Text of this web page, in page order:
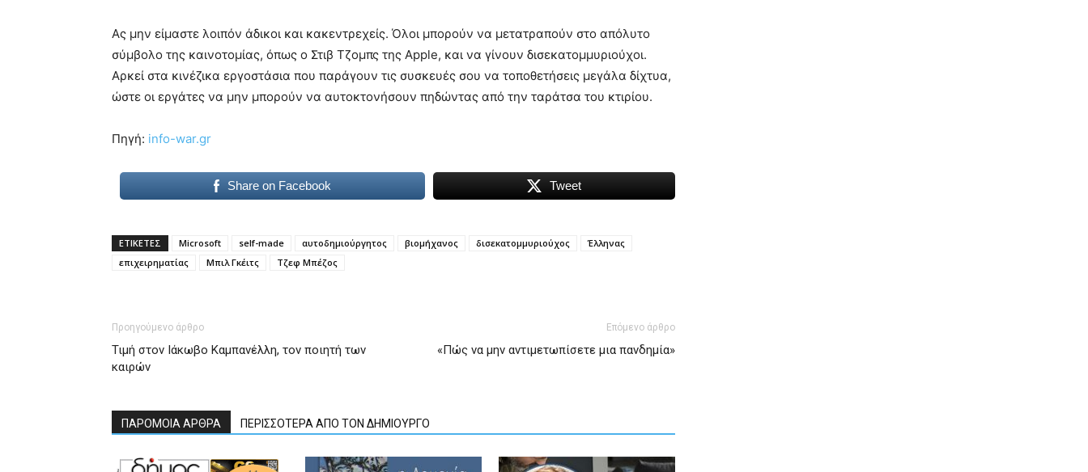
Ας μην είμαστε λοιπόν άδικοι και κακεντρεχείς. Όλοι μπορούν να μετατραπούν στο απόλυτο
σύμβολο της καινοτομίας, όπως ο Στιβ Τζομπς της Apple, και να γίνουν δισεκατομμυριούχοι.
Αρκεί στα κινέζικα εργοστάσια που παράγουν τις συσκευές σου να τοποθετήσεις μεγάλα δίχτυα,
ώστε οι εργάτες να μην μπορούν να αυτοκτονήσουν πηδώντας από την ταράτσα του κτιρίου.
Πηγή: info-war.gr
Share on Facebook Tweet
ΕΤΙΚΕΤΕΣ Microsoft self-made αυτοδημιούργητος βιομήχανος δισεκατομμυριούχος
Έλληνας
επιχειρηματίας
Μπιλ Γκέιτς Τζεφ Μπέζος
Προηγούμενο άρθρο
Τιμή στον Ιάκωβο Καμπανέλλη, τον ποιητή των
καιρών
Επόμενο άρθρο
«Πώς να μην αντιμετωπίσετε μια πανδημία»
ΠΑΡΟΜΟΙΑ ΑΡΘΡΑ ΠΕΡΙΣΣΟΤΕΡΑ ΑΠΟ ΤΟΝ ΔΗΜΙΟΥΡΓΟ